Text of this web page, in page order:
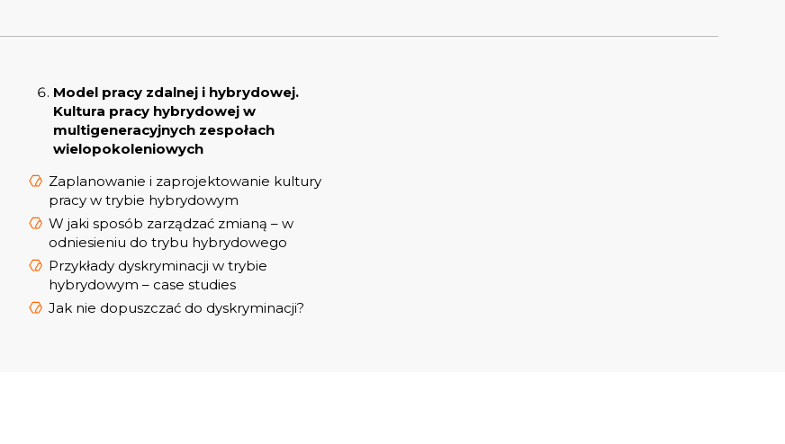
Model pracy zdalnej i hybrydowej.
Kultura pracy hybrydowej w
multigeneracyjnych zespołach
wielopokoleniowych
Zaplanowanie i zaprojektowanie kultury
pracy w trybie hybrydowym
W jaki sposób zarządzać zmianą – w
odniesieniu do trybu hybrydowego
Przykłady dyskryminacji w trybie
hybrydowym – case studies
Jak nie dopuszczać do dyskryminacji?